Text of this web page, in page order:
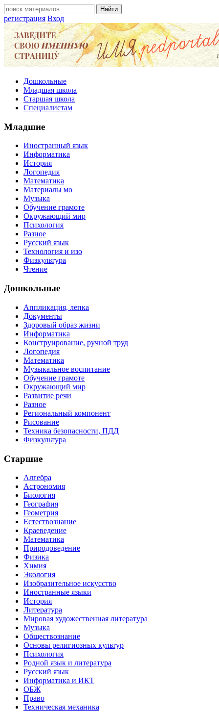
регистрация Вход
Дошкольные
Младшая школа
Старшая школа
Специалистам
Младшие
Иностранный язык
Информатика
История
Логопедия
Математика
Материалы мо
Музыка
Обучение грамоте
Окружающий мир
Психология
Разное
Русский язык
Технология и изо
Физкультура
Чтение
Дошкольные
Аппликация, лепка
Документы
Здоровый образ жизни
Информатика
Конструирование, ручной труд
Логопедия
Математика
Музыкальное воспитание
Обучение грамоте
Окружающий мир
Развитие речи
Разное
Региональный компонент
Рисование
Техника безопасности, ПДД
Физкультура
Старшие
Алгебра
Астрономия
Биология
География
Геометрия
Естествознание
Краеведение
Математика
Природоведение
Физика
Химия
Экология
Изобразительное искусство
Иностранные языки
История
Литература
Мировая художественная литература
Музыка
Обществознание
Основы религиозных культур
Психология
Родной язык и литература
Русский язык
Информатика и ИКТ
ОБЖ
Право
Техническая механика